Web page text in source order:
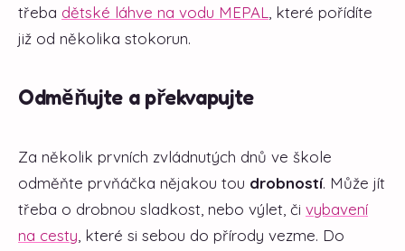
třeba dětské láhve na vodu MEPAL, které pořídíte
již od několika stokorun.
Odměňujte a překvapujte
Za několik prvních zvládnutých dnů ve škole
odměňte prvňáčka nějakou tou drobností. Může jít
třeba o drobnou sladkost, nebo výlet, či vybavení
na cesty, které si sebou do přírody vezme. Do